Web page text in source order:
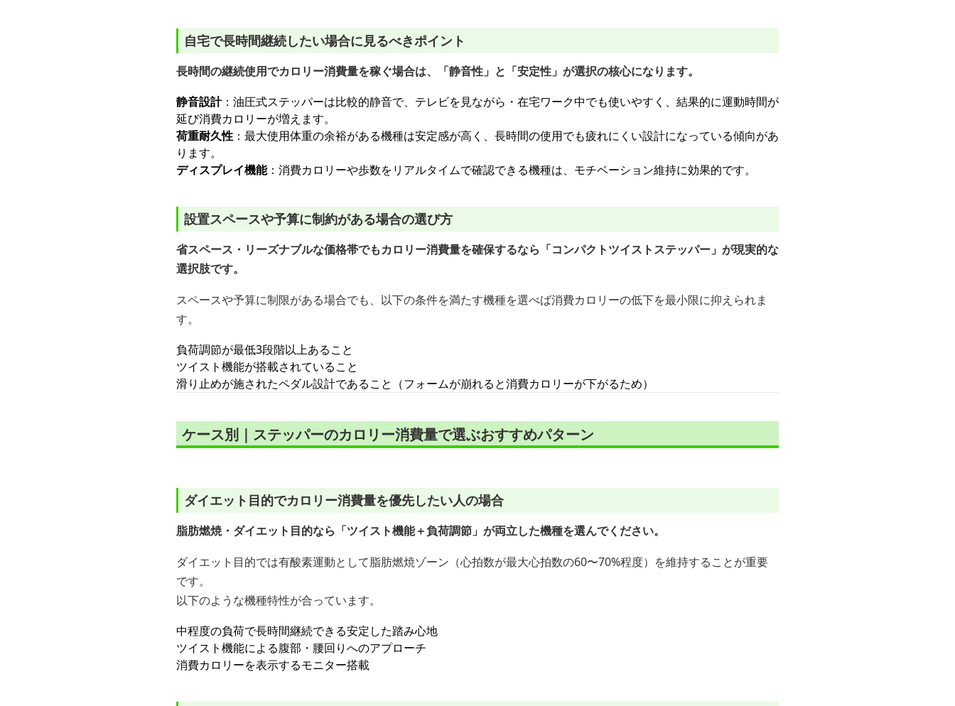
自宅で長時間継続したい場合に見るべきポイント
長時間の継続使用でカロリー消費量を稼ぐ場合は、「静音性」と「安定性」が選択の核心になります。
静音設計：油圧式ステッパーは比較的静音で、テレビを見ながら・在宅ワーク中でも使いやすく、結果的に運動時間が
延び消費カロリーが増えます。
荷重耐久性 ：最大使用体重の余裕がある機種は安定感が高く、長時間の使用でも疲れにくい設計になっている傾向があ
ります。
ディスプレイ機能：消費カロリーや歩数をリアルタイムで確認できる機種は、モチベーション維持に効果的です。
設置スペースや予算に制約がある場合の選び方
省スペース・リーズナブルな価格帯でもカロリー消費量を確保するなら「コンパクトツイストステッパー」が現実的な
選択肢です。
スペースや予算に制限がある場合でも、以下の条件を満たす機種を選べば消費カロリーの低下を最小限に抑えられま
す。
負荷調節が最低3段階以上あること
ツイスト機能が搭載されていること
滑り止めが施されたペダル設計であること（フォームが崩れると消費カロリーが下がるため）
ケース別｜ステッパーのカロリー消費量で選ぶおすすめパターン
ダイエット目的でカロリー消費量を優先したい人の場合
脂肪燃焼・ダイエット目的なら「ツイスト機能＋負荷調節」が両立した機種を選んでください。
ダイエット目的では有酸素運動として脂肪燃焼ゾーン（心拍数が最大心拍数の60〜70%程度）を維持することが重要
です。
以下のような機種特性が合っています。
中程度の負荷で長時間継続できる安定した踏み心地
ツイスト機能による腹部・腰回りへのアプローチ
消費カロリーを表示するモニター搭載